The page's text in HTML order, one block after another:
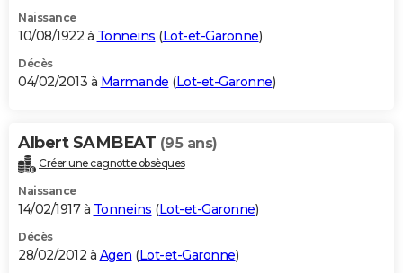
Naissance
10/08/1922 à Tonneins (Lot-et-Garonne)
Décès
04/02/2013 à Marmande (Lot-et-Garonne)
Albert SAMBEAT (95 ans)
Créer une cagnotte obsèques
Naissance
14/02/1917 à Tonneins (Lot-et-Garonne)
Décès
28/02/2012 à Agen (Lot-et-Garonne)